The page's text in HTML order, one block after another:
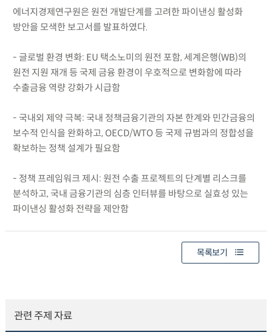
에너지경제연구원은 원전 개발단계를 고려한 파이낸싱 활성화
방안을 모색한 보고서를 발표하였다.
- 글로벌 환경 변화: EU 택소노미의 원전 포함, 세계은행(WB)의
원전 지원 재개 등 국제 금융 환경이 우호적으로 변화함에 따라
수출금융 역량 강화가 시급함
- 국내외 제약 극복: 국내 정책금융기관의 자본 한계와 민간금융의
보수적 인식을 완화하고, OECD/WTO 등 국제 규범과의 정합성을
확보하는 정책 설계가 필요함
- 정책 프레임워크 제시: 원전 수출 프로젝트의 단계별 리스크를
분석하고, 국내 금융기관의 심층 인터뷰를 바탕으로 실효성 있는
파이낸싱 활성화 전략을 제안함
목록보기
관련 주제 자료